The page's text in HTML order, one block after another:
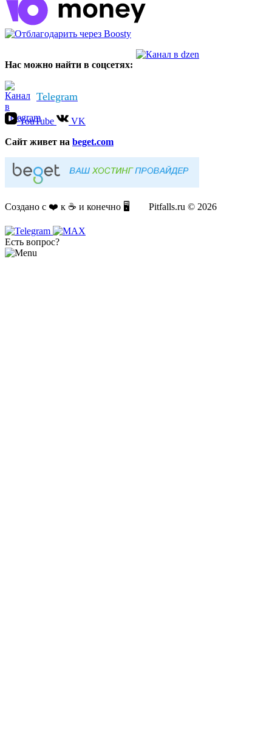
Нас можно найти в соцсетях:
Telegram
YouTube
VK
Cайт живет на beget.com
Создано с ❤️ к ☕️ и конечно 🖥️ Pitfalls.ru © 2026
Есть вопрос?